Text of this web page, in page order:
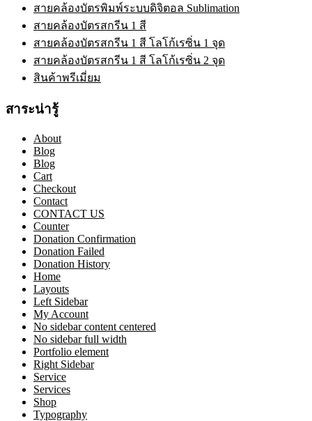
สายคล้องบัตรพิมพ์ระบบดิจิตอล Sublimation
สายคล้องบัตรสกรีน 1 สี
สายคล้องบัตรสกรีน 1 สี โลโก้เรซิ่น 1 จุด
สายคล้องบัตรสกรีน 1 สี โลโก้เรซิ่น 2 จุด
สินค้าพรีเมี่ยม
สาระน่ารู้
About
Blog
Blog
Cart
Checkout
Contact
CONTACT US
Counter
Donation Confirmation
Donation Failed
Donation History
Home
Layouts
Left Sidebar
My Account
No sidebar content centered
No sidebar full width
Portfolio element
Right Sidebar
Service
Services
Shop
Typography